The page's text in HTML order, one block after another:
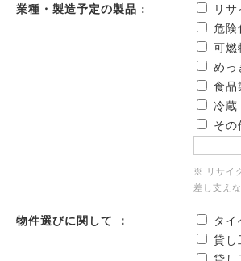
業種・製造予定の製品 :
リ
危険
可燃
めっ
食品
冷蔵
その
※ リサイ
差し支え
物件選びに関して ：
タイ
貸し